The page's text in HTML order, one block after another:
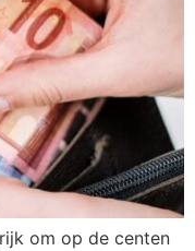
om op de centen